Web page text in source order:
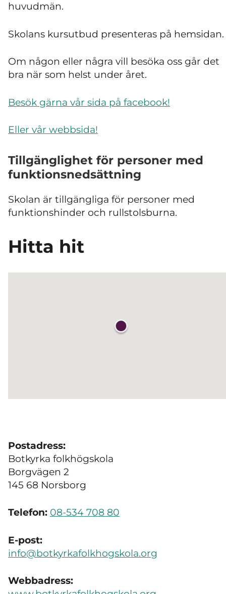
huvudmän.
Skolans kursutbud presenteras på hemsidan.
Om någon eller några vill besöka oss går det
bra när som helst under året.
Besök gärna vår sida på facebook!
Eller vår webbsida!
Tillgänglighet för personer med
funktionsnedsättning
Skolan är tillgängliga för personer med
funktionshinder och rullstolsburna.
Hitta hit
Postadress:
Botkyrka folkhögskola
Borgvägen 2
145 68 Norsborg
Telefon: 08-534 708 80
E-post:
info@botkyrkafolkhogskola.org
Webbadress: